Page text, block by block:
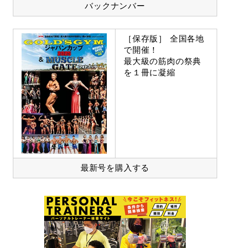
バックナンバー
［保存版］ 全国各地
で開催！
最大級の筋肉の祭典
を１冊に凝縮
最新号を購入する